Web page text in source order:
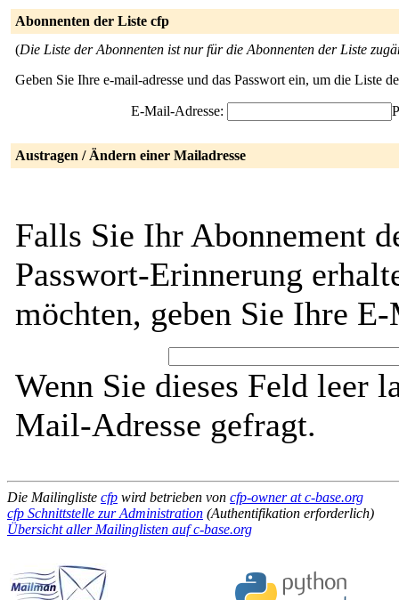
Abonnenten der Liste cfp
(Die Liste der Abonnenten ist nur für die Abonnenten der Liste
Geben Sie Ihre e-mail-adresse und das Passwort ein, um die Liste
E-Mail-Adresse:
Austragen / Ändern einer Mailadresse
Falls Sie Ihr Abonnement
Passwort-Erinnerung
möchten, geben Sie Ihre
Wenn Sie dieses Feld leer
Mail-Adresse gefragt.
Die Mailingliste cfp wird betrieben von cfp-owner at c-base.org
cfp Schnittstelle zur Administration (Authentifikation erforderlich)
Übersicht aller Mailinglisten auf c-base.org